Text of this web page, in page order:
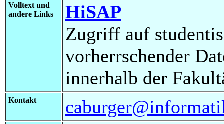
Volltext und
andere Links
HiSAP
Zugriff auf
vorherrschender
innerhalb der
Kontakt